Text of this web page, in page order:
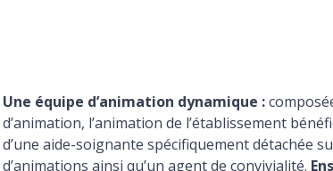
Une équipe d’animation dynamique :
d’animation, l’animation de l’établissement
d’une aide-soignante spécifiquement détachée
d’animations ainsi qu’un agent de convivialité.